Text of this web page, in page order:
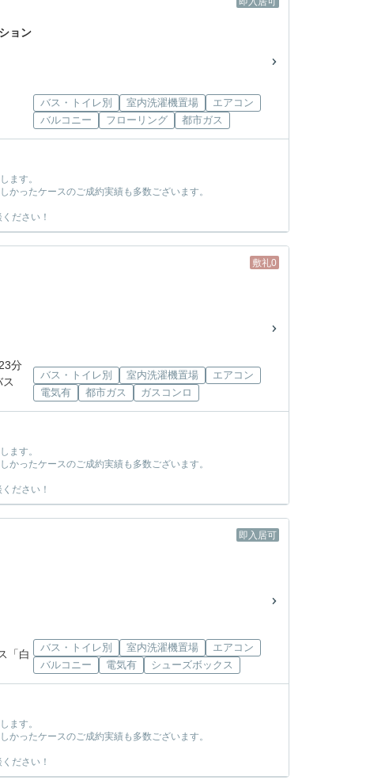
ョン
バス・トイレ別 室内洗濯機置場
エアコン
バルコニー
フローリング 都市ガス
ます。
かったケースのご成約実績も多数ございます。
ださい！
敷礼0
分
ス
バス・トイレ別 室内洗濯機置場
エアコン
電気有
都市ガス ガスコンロ
ます。
かったケースのご成約実績も多数ございます。
ださい！
即入居可
「白
バス・トイレ別 室内洗濯機置場
エアコン
バルコニー
電気有 シューズボックス
ます。
かったケースのご成約実績も多数ございます。
ださい！